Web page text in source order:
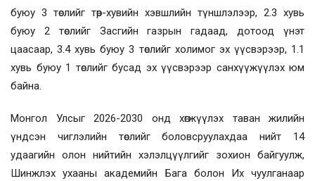
буюу 3 төслийг төр-хувийн хэвшлийн түншлэлээр, 2.3 хувь
буюу 2 төслийг Засгийн газрын гадаад, дотоод үнэт
цаасаар, 3.4 хувь буюу 3 төслийг холимог эх үүсвэрээр, 1.1
хувь буюу 1 төслийг бусад эх үүсвэрээр санхүүжүүлэх юм
байна.
Монгол Улсыг 2026-2030 онд хөгжүүлэх таван жилийн
үндсэн чиглэлийн төслийг боловсруулахдаа нийт 14
удаагийн олон нийтийн хэлэлцүүлгийг зохион байгуулж,
Шинжлэх ухааны академийн Бага болон Их чуулганаар